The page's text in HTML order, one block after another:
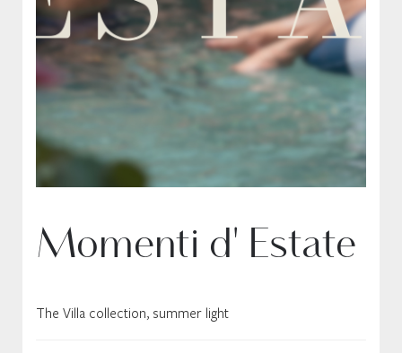
Momenti d' Estate
The Villa collection, summer light